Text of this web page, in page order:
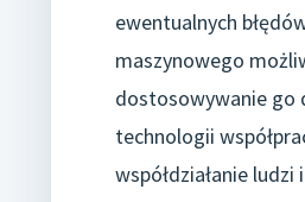
ewentualnych
maszynowego
dostosowywanie go
technologii
współdziałanie